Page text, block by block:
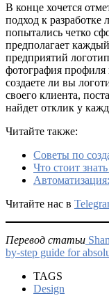
В конце хочется
подход к
попытались четко
предполагает
предприятий
фотография профиля
создаете ли вы
своего клиента,
найдет отклик у
Читайте также:
Советы по
Что стоит
Читайте нас в
Перевод статьи
by-step guide for
TAGS
Design